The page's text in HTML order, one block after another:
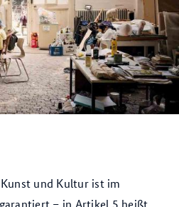
und Kultur ist im
garantiert – in Artikel 5 heißt